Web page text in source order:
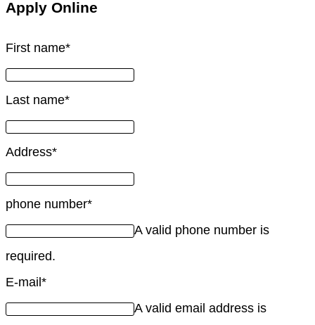
Apply Online
First name*
Last name*
Address*
phone number*
A valid phone number is
required.
E-mail*
A valid email address is